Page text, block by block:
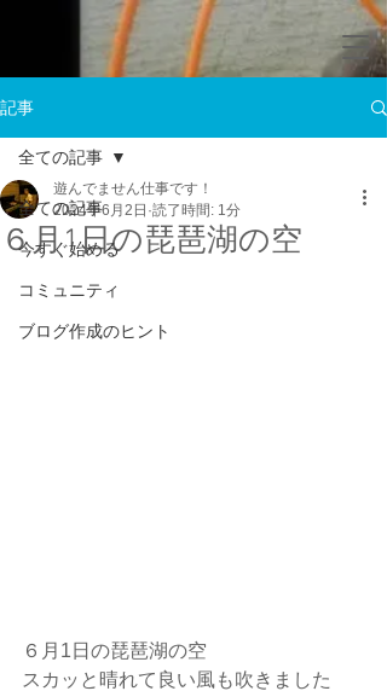
記事
全ての記事
今すぐ始める
コミュニティ
ブログ作成のヒント
全ての記事
６月1日の琵琶湖の空
遊んでません仕事です！
2024年6月2日 読了時間: 1分
６月1日の琵琶湖の空
スカッと晴れて良い風も吹きました